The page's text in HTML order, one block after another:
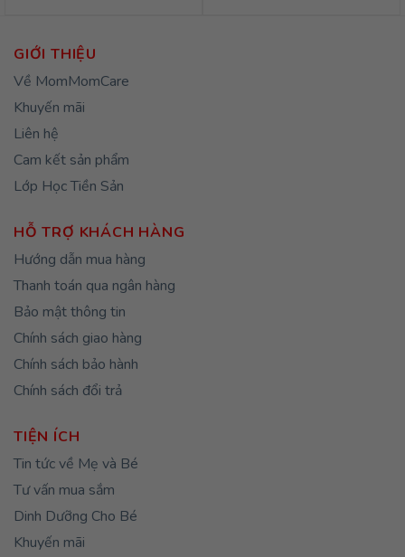
GIỚI THIỆU
Về MomMomCare
Khuyến mãi
Liên hệ
Cam kết sản phẩm
Lớp Học Tiền Sản
HỖ TRỢ KHÁCH HÀNG
Hướng dẫn mua hàng
Thanh toán qua ngân hàng
Bảo mật thông tin
Chính sách giao hàng
Chính sách bảo hành
Chính sách đổi trả
TIỆN ÍCH
Tin tức về Mẹ và Bé
Tư vấn mua sắm
Dinh Dưỡng Cho Bé
Khuyến mãi